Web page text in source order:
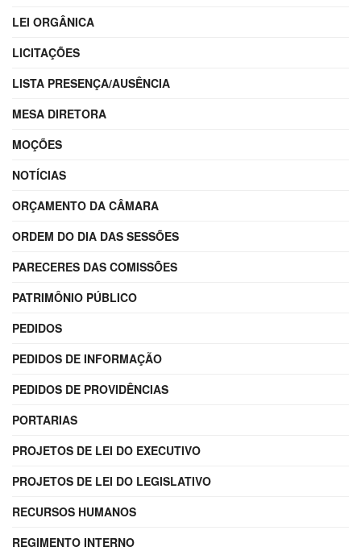
LEI ORGÂNICA
LICITAÇÕES
LISTA PRESENÇA/AUSÊNCIA
MESA DIRETORA
MOÇÕES
NOTÍCIAS
ORÇAMENTO DA CÂMARA
ORDEM DO DIA DAS SESSÕES
PARECERES DAS COMISSÕES
PATRIMÔNIO PÚBLICO
PEDIDOS
PEDIDOS DE INFORMAÇÃO
PEDIDOS DE PROVIDÊNCIAS
PORTARIAS
PROJETOS DE LEI DO EXECUTIVO
PROJETOS DE LEI DO LEGISLATIVO
RECURSOS HUMANOS
REGIMENTO INTERNO